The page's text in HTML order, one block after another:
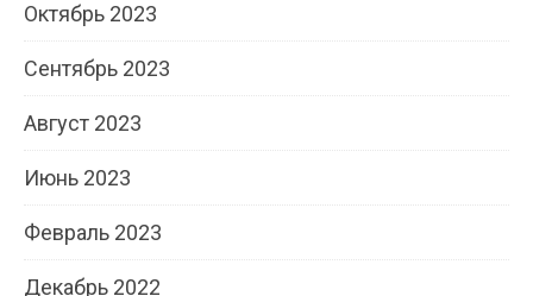
Октябрь 2023
Сентябрь 2023
Август 2023
Июнь 2023
Февраль 2023
Декабрь 2022